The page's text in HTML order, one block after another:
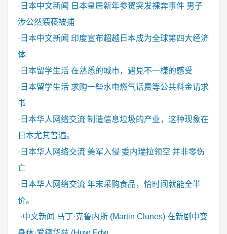
· 日本中文新闻
日本皇居新年参贺突发裸奔事件 男子
涉公然猥亵被捕
· 日本中文新闻 印度宣布超越日本成为全球第四大经济
体
· 日本留学生活 在熟悉的城市，遇見不一樣的感受
· 日本留学生活 求购一些水电燃气话费等公共料金请求
书
· 日本华人网络交流 制造信息垃圾的产业，这种现象在
日本尤其普遍。
· 日本华人网络交流 美军入侵 委内瑞拉领空 并非零伤
亡
· 日本华人网络交流 年末采购食品，恰时间就能全半
价。
·中文新闻 马丁·克鲁内斯 (Martin Clunes) 在新剧中变